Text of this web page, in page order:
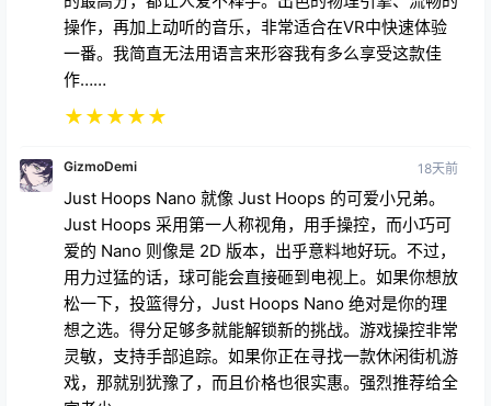
一番。我简直无法用语言来形容我有多么享受这款佳
作……
★★
Just Hoops Nano 就像 Just Hoops 的可爱小兄弟。
Just Hoops 采用第一人称视角，用手操控，而小巧可
爱的 Nano 则像是 2D 版本，出乎意料地好玩。不过，
用力过猛的话，球可能会直接砸到电视上。如果你想放
松一下，投篮得分，Just Hoops Nano 绝对是你的理
想之选。得分足够多就能解锁新的挑战。游戏操控非常
灵敏，支持手部追踪。如果你正在寻找一款休闲街机游
戏，那就别犹豫了，而且价格也很实惠。强烈推荐给全
家老少。